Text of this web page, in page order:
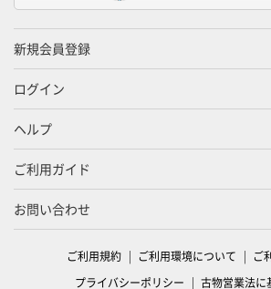
新規会員登録
ログイン
ヘルプ
ご利用ガイド
お問い合わせ
ご利用規約 ご利用環境について
ご
プライバシーポリシー
古物営業法に